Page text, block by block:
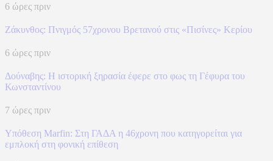
6 ώρες πριν
Ζάκυνθος: Πνιγμός 57χρονου Βρετανού στις «Πισίνες» Κερίου
6 ώρες πριν
Δούναβης: Η ιστορική ξηρασία έφερε στο φως τη Γέφυρα του
Κωνσταντίνου
7 ώρες πριν
Υπόθεση Marfin: Στη ΓΑΔΑ η 46χρονη που κατηγορείται για
εμπλοκή στη φονική επίθεση